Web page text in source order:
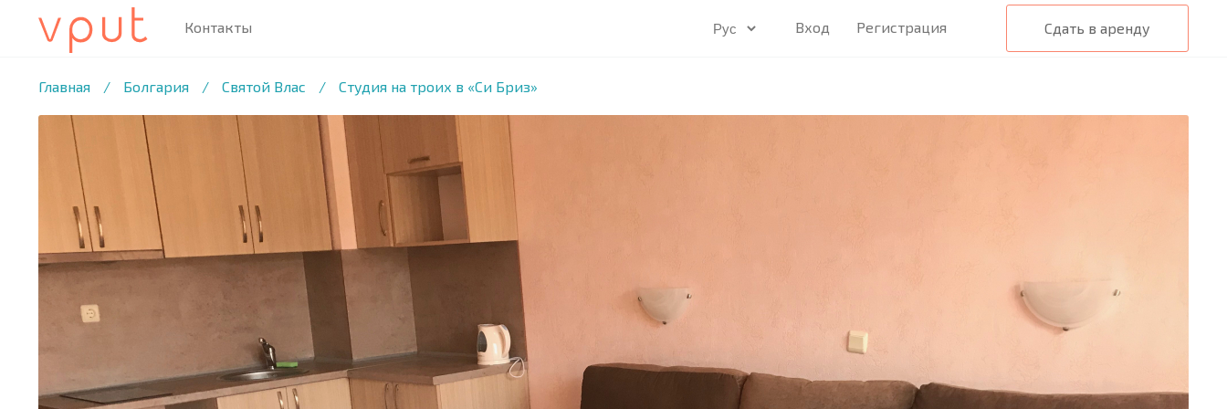
Сдать в аренду
Вход Регистрация
Контакты
Главная / Болгария / Святой Влас / Студия на троих в «Си Бриз»
1 /11 ФОТО